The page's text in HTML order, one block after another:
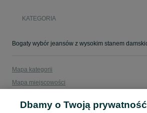
KATEGORIA
Mapa kategorii
Mapa miejscowości
Popularne wyszukiwania
Dbamy o Twoją prywatność